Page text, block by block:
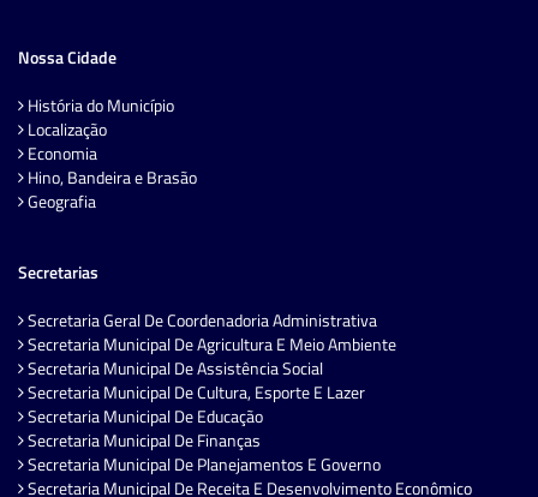
Nossa Cidade
História do Município
Localização
Economia
Hino, Bandeira e Brasão
Geografia
Secretarias
Secretaria Geral De Coordenadoria Administrativa
Secretaria Municipal De Agricultura E Meio Ambiente
Secretaria Municipal De Assistência Social
Secretaria Municipal De Cultura, Esporte E Lazer
Secretaria Municipal De Educação
Secretaria Municipal De Finanças
Secretaria Municipal De Planejamentos E Governo
Secretaria Municipal De Receita E Desenvolvimento Econômico